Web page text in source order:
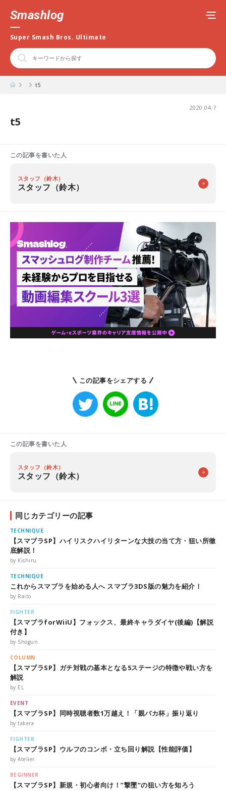
Smashlog
Super Smash Bros. Ultimate
t5
2020.04.7
t5
この記事を書いた人
スタッフ（鈴木）
スタッフ（鈴木）
この記事をシェアする
この記事を書いた人
スタッフ（鈴木）
スタッフ（鈴木）
同じカテゴリーの記事
TECHNIQUE
【スマブラSP】ハイリスクハイリターンな大技の当て方・狙い所徹
底解説！
by Kishiru
TECHNIQUE
これからスマブラを始める人へ スマブラ3DS版の魅力を紹介！
by Raito
FIGHTER
【スマブラforWiiU】フォックス、最終キャラダイヤ(後編)【解説
付き】
by Shogun
COLUMN
【スマブラSP】ガチ対戦の基本となる5ステージの特徴や戦い方を
解説
by EL
EVENT
【スマブラSP】同時視聴者数1万越え！「親バカ杯」振り返り
by takera
FIGHTER
【スマブラSP】ウルフのコンボ・立ち回り解説【性能評価】
by Atelier
BEGINNER
【スマブラSP】新規・初心者向け！”撃墜”の狙い方を知ろう